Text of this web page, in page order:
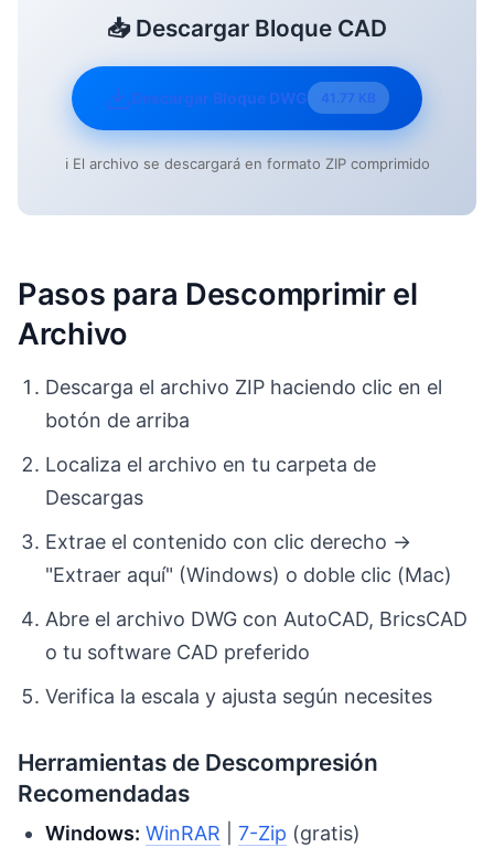
📥 Descargar Bloque CAD
Descargar Bloque DWG 41.77 KB
ℹ️ El archivo se descargará en formato ZIP comprimido
Pasos para Descomprimir el
Archivo
Descarga el archivo ZIP haciendo clic en el
botón de arriba
Localiza el archivo en tu carpeta de
Descargas
Extrae el contenido con clic derecho →
"Extraer aquí" (Windows) o doble clic (Mac)
Abre el archivo DWG con AutoCAD, BricsCAD
o tu software CAD preferido
Verifica la escala y ajusta según necesites
Herramientas de Descompresión
Recomendadas
Windows: WinRAR |7-Zip (gratis)